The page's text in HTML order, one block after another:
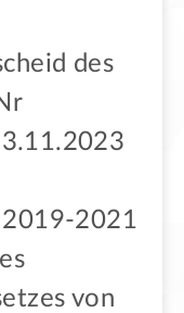
des
2019-2021
von